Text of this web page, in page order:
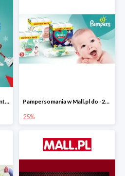
Świąteczne pomysły na prezenty od LEGO w Mall.pl do -20% Pampersomania w Mall.pl do -25%
25%